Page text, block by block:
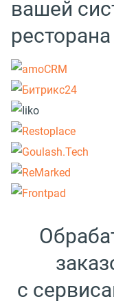
вашей
ресторана
с